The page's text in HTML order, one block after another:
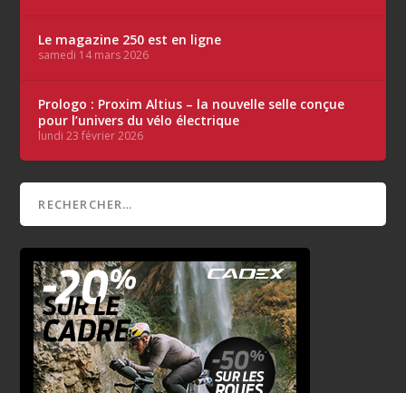
Le magazine 250 est en ligne
samedi 14 mars 2026
Prologo : Proxim Altius – la nouvelle selle conçue
pour l’univers du vélo électrique
lundi 23 février 2026